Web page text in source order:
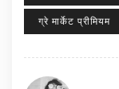
ग्रे मार्केट प्रीमियम